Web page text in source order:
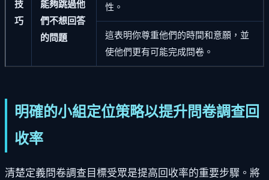
技
巧
能夠跳過他
們不想回答
的問題
性。
這表明你尊重他們的時間和意願，並
使他們更有可能完成問卷。
明確的小組定位策略以提升問卷調查回
收率
清楚定義問卷調查目標受眾是提高回收率的重要步驟。將